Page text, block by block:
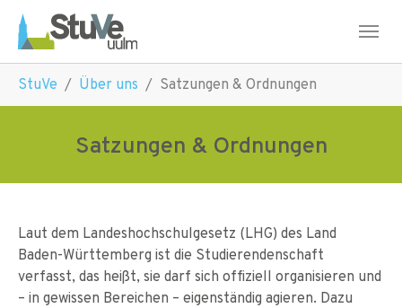
Skip to main navigation
Skip to main content
Skip to page footer
You are here:
StuVe Über uns Satzungen & Ordnungen
Satzungen & Ordnungen
Laut dem Landeshochschulgesetz (LHG) des Land
Baden-Württemberg ist die Studierendenschaft
verfasst, das heißt, sie darf sich offiziell organisieren und
– in gewissen Bereichen – eigenständig agieren. Dazu